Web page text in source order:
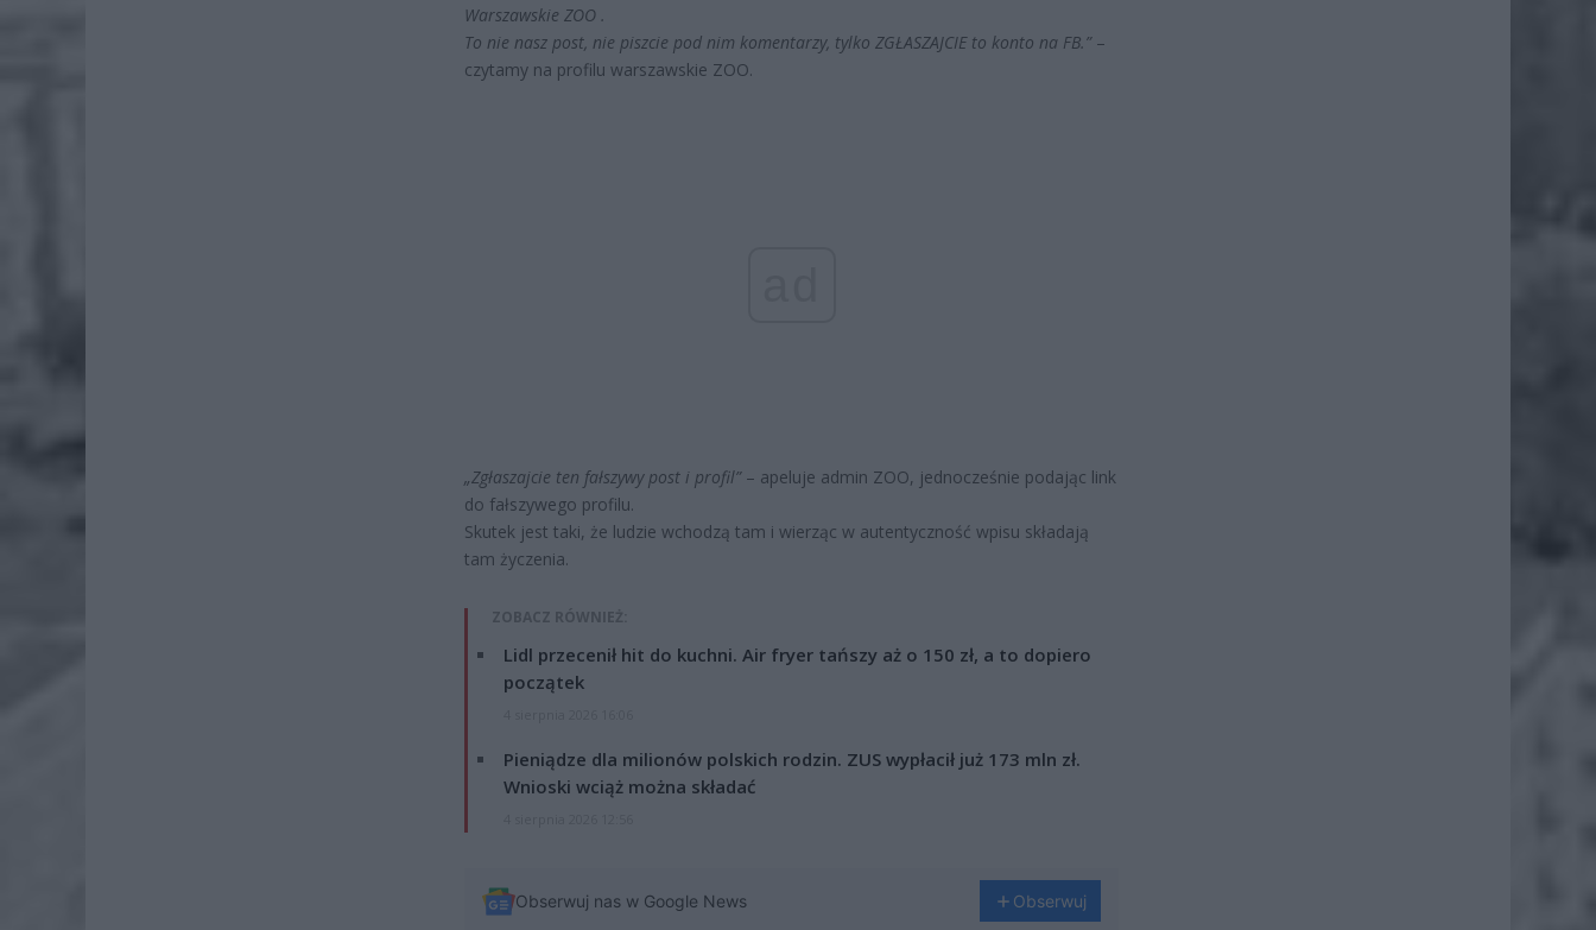
Warszawskie ZOO .
To nie nasz post, nie piszcie pod nim komentarzy, tylko ZGŁASZAJCIE to konto na FB.”–
czytamy na profilu warszawskie ZOO.
„Zgłaszajcie ten fałszywy post i profil”– apeluje admin ZOO, jednocześnie podając link
do fałszywego profilu.
Skutek jest taki, że ludzie wchodzą tam i wierząc w autentyczność wpisu składają
tam życzenia.
ZOBACZ RÓWNIEŻ:
Lidl przecenił hit do kuchni. Air fryer tańszy aż o 150 zł, a to dopiero
początek
Pieniądze dla milionów polskich rodzin. ZUS wypłacił już 173 mln zł.
Wnioski wciąż można składać
Obserwuj nas w Google News Obserwuj